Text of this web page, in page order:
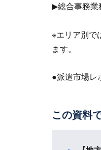
▶総合事務業
※エリア別で
ます。
●派遣市場レ
この資料